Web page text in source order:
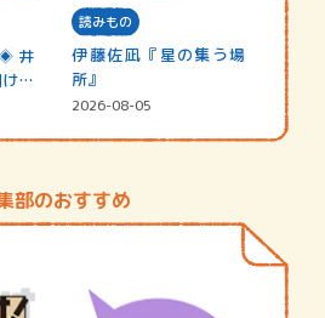
井
な
読みもの
伊藤佐凪『星の集う場
所』
2026-08-05
部のおすすめ